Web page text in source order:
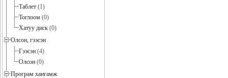
Таблет (1)
Тоглоом (0)
Хатуу диск (0)
Олсон, гээсэн
Гээсэн (4)
Олсон (0)
Програм хангамж